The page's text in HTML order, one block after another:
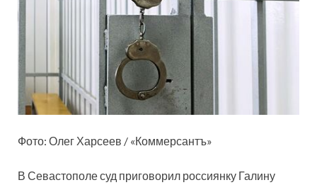
Фото: Олег Харсеев / «Коммерсантъ»
В Севастополе суд приговорил россиянку Галину